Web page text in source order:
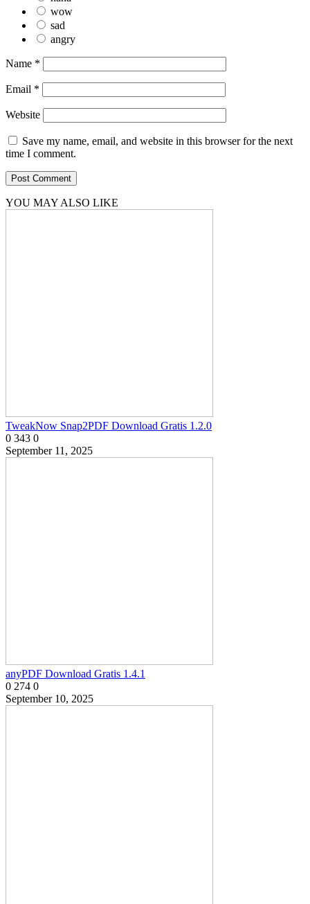
wow
sad
angry
Name *
Email *
Website
Save my name, email, and website in this browser for the next
time I comment.
YOU MAY ALSO LIKE
TweakNow Snap2PDF Download Gratis 1.2.0
0 343 0
September 11, 2025
anyPDF Download Gratis 1.4.1
0 274 0
September 10, 2025